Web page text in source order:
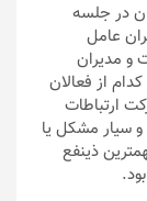
در جلسه
عامل
و مدیران
از فعالان
ارتباطات
و سیار مشکل یا
ذینفع